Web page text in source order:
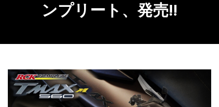
ンプリート、発売!!